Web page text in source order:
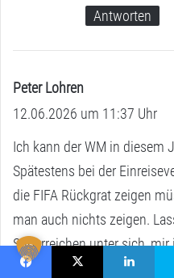
Antworten
Peter Lohren
a
g
t
:
12.06.2026 um 11:37 Uhr
Ich kann der WM in diesem
Spätestens bei der
die FIFA Rückgrat zeigen
man auch nichts zeigen.
Superreichen unter sich,
Vielleicht sollte man der